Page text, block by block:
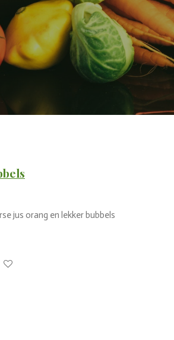
jus orang en lekker bubbels